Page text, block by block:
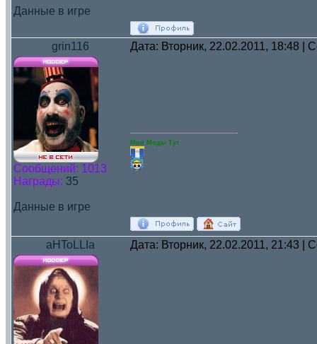
Данные в игре
grin116 Дата: Вторник, 22.02.2011, 18:48 |
Сообщений: 1013
Награды: 35
Данные в игре
Мои Моды Тут
aHToLLIa Дата: Вторник, 22.02.2011, 21:43 |